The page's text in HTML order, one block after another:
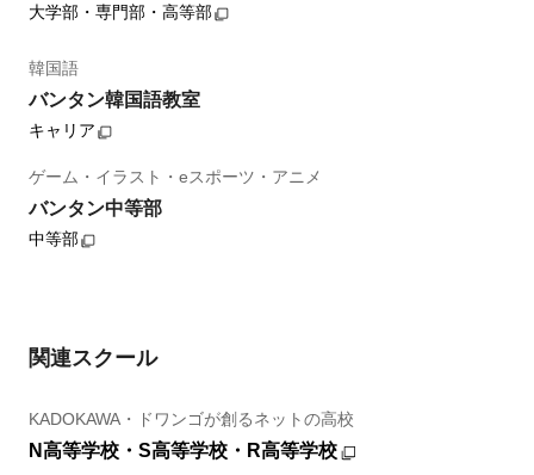
大学部・専門部・高等部
韓国語
バンタン韓国語教室
キャリア
ゲーム・イラスト・eスポーツ・アニメ
バンタン中等部
中等部
関連スクール
KADOKAWA・ドワンゴが創るネットの高校
N高等学校・S高等学校・R高等学校